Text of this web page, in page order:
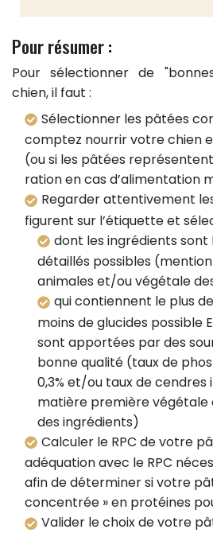
Pour résumer :
Pour sélectionner de
chien, il faut :
Sélectionner les pâtées
comptez nourrir votre chien
(ou si les pâtées
ration en cas d’alimentation
Regarder attentivement
figurent sur l’étiquette et
dont les ingrédients sont
détaillés possibles
animales et/ou végétale
qui contiennent le plus
moins de glucides possible
sont apportées par des
bonne qualité (taux de
0,3% et/ou taux de cendres
matière première végétale
des ingrédients)
Calculer le RPC de votre
adéquation avec le RPC
afin de déterminer si votre
concentrée » en protéines
Valider le choix de votre